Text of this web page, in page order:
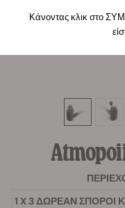
Κάνοντας κλικ στο